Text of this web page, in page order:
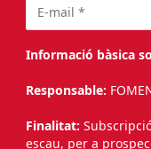
Informació bàsica
Responsable:
Finalitat:
escau, per a